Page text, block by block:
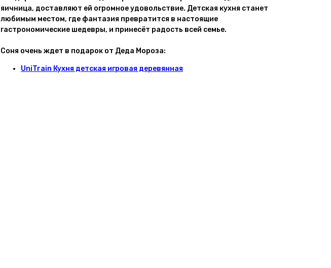
яичница, доставляют ей огромное удовольствие. Детская кухня станет
любимым местом, где фантазия превратится в настоящие
гастрономические шедевры, и принесёт радость всей семье.
Соня очень ждет в подарок от Деда Мороза:
UniTrain Кухня детская игровая деревянная